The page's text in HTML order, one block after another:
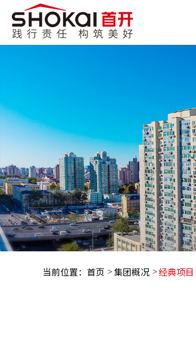
当前位置： 首页 集团概况 经典项目